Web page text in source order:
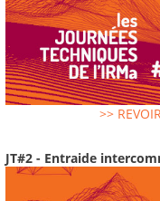
>>
JT#2 - Entraide